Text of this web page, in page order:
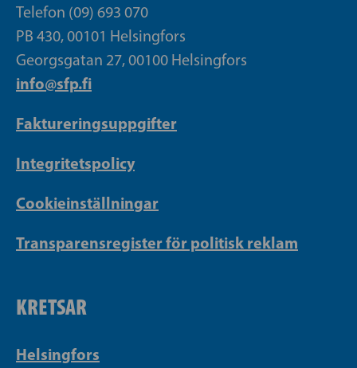
Telefon (09) 693 070
PB 430, 00101 Helsingfors
Georgsgatan 27, 00100 Helsingfors
info@sfp.fi
Faktureringsuppgifter
Integritetspolicy
Cookieinställningar
Transparensregister för politisk reklam
KRETSAR
Helsingfors